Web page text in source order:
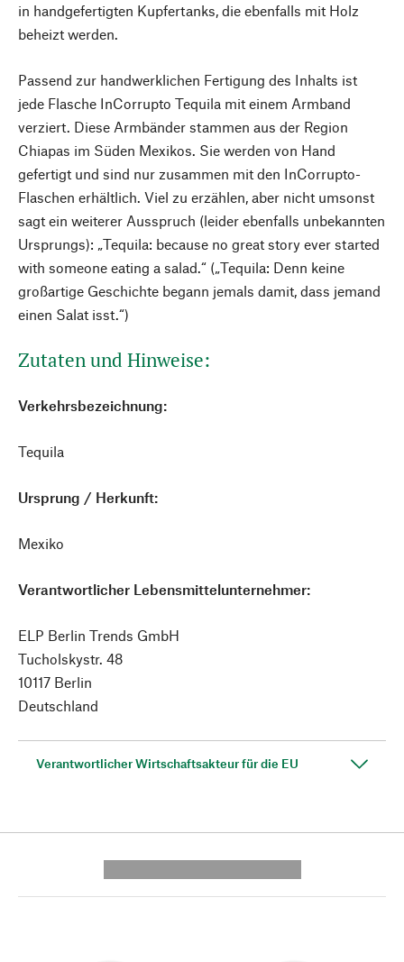
in handgefertigten Kupfertanks, die ebenfalls mit Holz
beheizt werden.
Passend zur handwerklichen Fertigung des Inhalts ist
jede Flasche InCorrupto Tequila mit einem Armband
verziert. Diese Armbänder stammen aus der Region
Chiapas im Süden Mexikos. Sie werden von Hand
gefertigt und sind nur zusammen mit den InCorrupto-
Flaschen erhältlich. Viel zu erzählen, aber nicht umsonst
sagt ein weiterer Ausspruch (leider ebenfalls unbekannten
Ursprungs): „Tequila: because no great story ever started
with someone eating a salad.“ („Tequila: Denn keine
großartige Geschichte begann jemals damit, dass jemand
einen Salat isst.“)
Zutaten und Hinweise:
Verkehrsbezeichnung:
Tequila
Ursprung / Herkunft:
Mexiko
Verantwortlicher Lebensmittelunternehmer:
ELP Berlin Trends GmbH
Tucholskystr. 48
10117 Berlin
Deutschland
Verantwortlicher Wirtschaftsakteur für die EU